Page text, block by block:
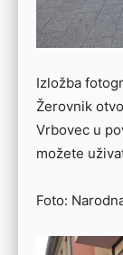
Izložba
Žerovnik
Vrbovec u
možete
Foto: